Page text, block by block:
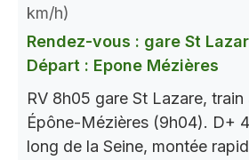
km/h)
Rendez-vous : gare St
Départ : Epone Mézières
RV 8h05 gare St Lazare, train
Épône-Mézières (9h04). D+
long de la Seine, montée